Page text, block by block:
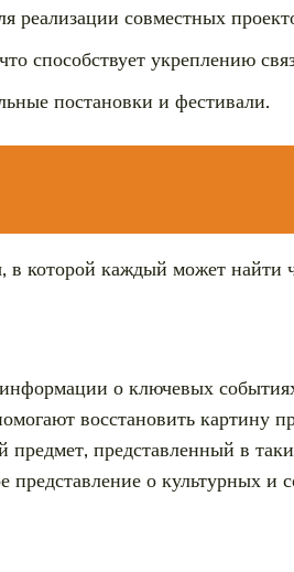
реализации совместных
способствует укреплению
постановки и фестивали.
которой каждый может найти
о ключевых
восстановить картину
представленный в
представление о культурных и